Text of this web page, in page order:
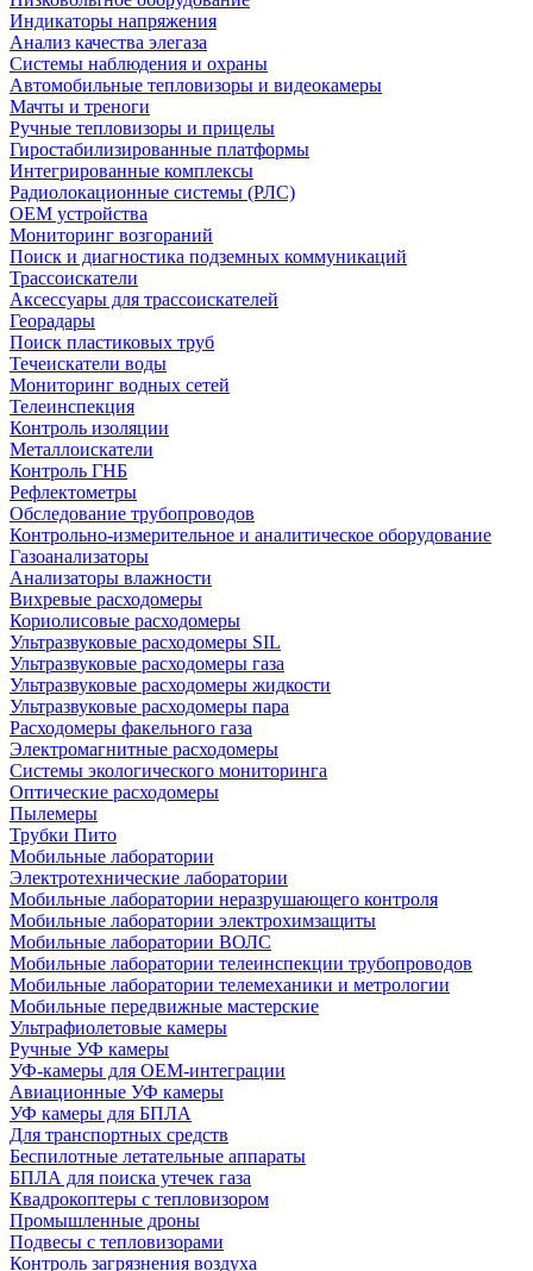
Индикаторы напряжения
Анализ качества элегаза
Системы наблюдения и охраны
Автомобильные тепловизоры и видеокамеры
Мачты и треноги
Ручные тепловизоры и прицелы
Гиростабилизированные платформы
Интегрированные комплексы
Радиолокационные системы (РЛС)
OEM устройства
Мониторинг возгораний
Поиск и диагностика подземных коммуникаций
Трассоискатели
Аксессуары для трассоискателей
Георадары
Поиск пластиковых труб
Течеискатели воды
Мониторинг водных сетей
Телеинспекция
Контроль изоляции
Металлоискатели
Контроль ГНБ
Рефлектометры
Обследование трубопроводов
Контрольно-измерительное и аналитическое оборудование
Газоанализаторы
Анализаторы влажности
Вихревые расходомеры
Кориолисовые расходомеры
Ультразвуковые расходомеры SIL
Ультразвуковые расходомеры газа
Ультразвуковые расходомеры жидкости
Ультразвуковые расходомеры пара
Расходомеры факельного газа
Электромагнитные расходомеры
Системы экологического мониторинга
Оптические расходомеры
Пылемеры
Трубки Пито
Мобильные лаборатории
Электротехнические лаборатории
Мобильные лаборатории неразрушающего контроля
Мобильные лаборатории электрохимзащиты
Мобильные лаборатории ВОЛС
Мобильные лаборатории телеинспекции трубопроводов
Мобильные лаборатории телемеханики и метрологии
Мобильные передвижные мастерские
Ультрафиолетовые камеры
Ручные УФ камеры
УФ-камеры для OEM-интеграции
Авиационные УФ камеры
УФ камеры для БПЛА
Для транспортных средств
Беспилотные летательные аппараты
БПЛА для поиска утечек газа
Квадрокоптеры с тепловизором
Промышленные дроны
Подвесы с тепловизорами
Контроль загрязнения воздуха